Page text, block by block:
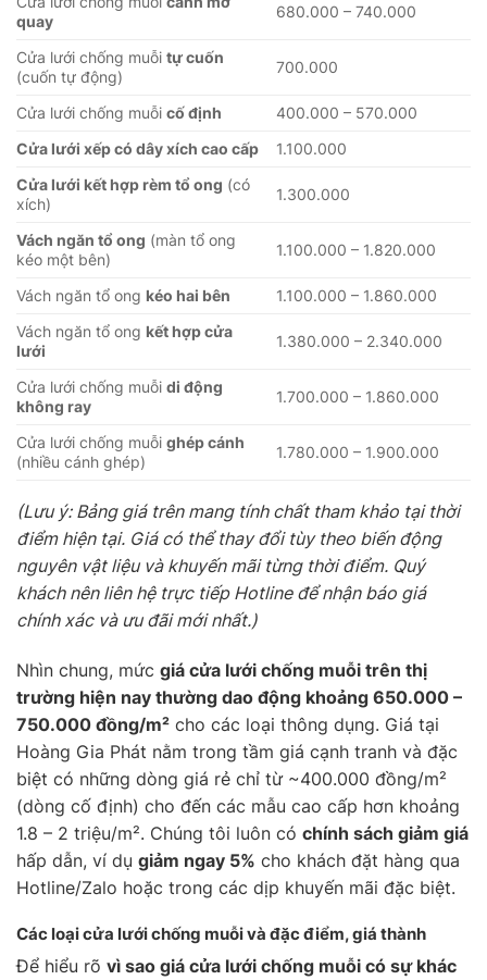
quay
680.000 – 740.000
Cửa lưới chống muỗi tự cuốn
(cuốn tự động)
700.000
Cửa lưới chống muỗi cố định
400.000 – 570.000
Cửa lưới xếp có dây xích cao cấp
1.100.000
Cửa lưới kết hợp rèm tổ ong (có
xích)
1.300.000
Vách ngăn tổ ong (màn tổ ong
kéo một bên)
1.100.000 – 1.820.000
Vách ngăn tổ ong kéo hai bên
1.100.000 – 1.860.000
Vách ngăn tổ ong kết hợp cửa
lưới
1.380.000 – 2.340.000
Cửa lưới chống muỗi di động
không ray
1.700.000 – 1.860.000
Cửa lưới chống muỗi ghép cánh
(nhiều cánh ghép)
1.780.000 – 1.900.000
(Lưu ý: Bảng giá trên mang tính chất tham khảo tại thời
điểm hiện tại. Giá có thể thay đổi tùy theo biến động
nguyên vật liệu và khuyến mãi từng thời điểm. Quý
khách nên liên hệ trực tiếp Hotline để nhận báo giá
chính xác và ưu đãi mới nhất.)
Nhìn chung, mức giá cửa lưới chống muỗi trên thị
trường hiện nay thường dao động khoảng 650.000 –
750.000 đồng/m² cho các loại thông dụng. Giá tại
Hoàng Gia Phát nằm trong tầm giá cạnh tranh và đặc
biệt có những dòng giá rẻ chỉ từ ~400.000 đồng/m²
(dòng cố định) cho đến các mẫu cao cấp hơn khoảng
1.8 – 2 triệu/m². Chúng tôi luôn có chính sách giảm giá
hấp dẫn, ví dụ giảm ngay 5% cho khách đặt hàng qua
Hotline/Zalo hoặc trong các dịp khuyến mãi đặc biệt.
Các loại cửa lưới chống muỗi và đặc điểm, giá thành
Để hiểu rõ vì sao giá cửa lưới chống muỗi có sự khác